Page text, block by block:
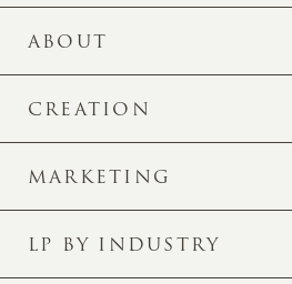
ABOUT
CREATION
MARKETING
LP BY INDUSTRY